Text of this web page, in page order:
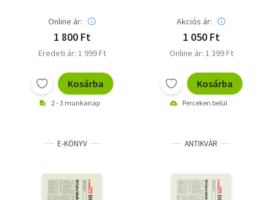
Online ár:
1 800 Ft
Eredeti ár: 1 999 Ft
Kosárba
2 - 3 munkanap
Akciós ár:
1 050 Ft
Online ár: 1 399 Ft
Kosárba
Perceken belül
E-KÖNYV ANTIKVÁR